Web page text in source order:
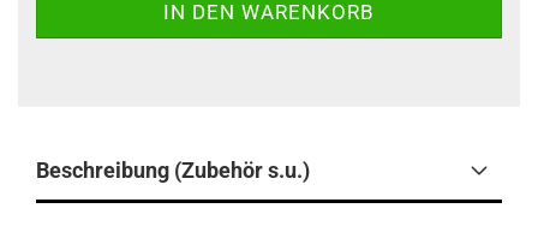
Beschreibung (Zubehör s.u.)